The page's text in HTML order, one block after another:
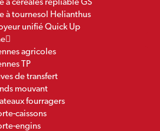
à céréales repliable GS
à tournesol Helianthus
unifié Quick Up
agricoles
TP
de transfert
mouvant
fourragers
caissons
engins